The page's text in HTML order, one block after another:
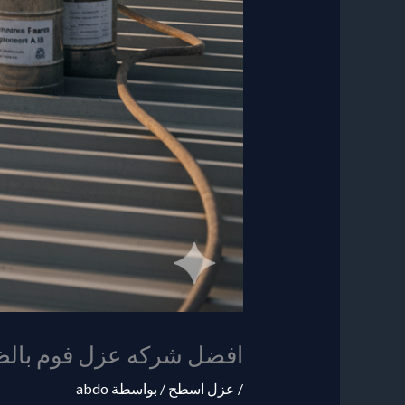
افضل شركه عزل فوم
/ عزل اسطح / بواسطة abdo